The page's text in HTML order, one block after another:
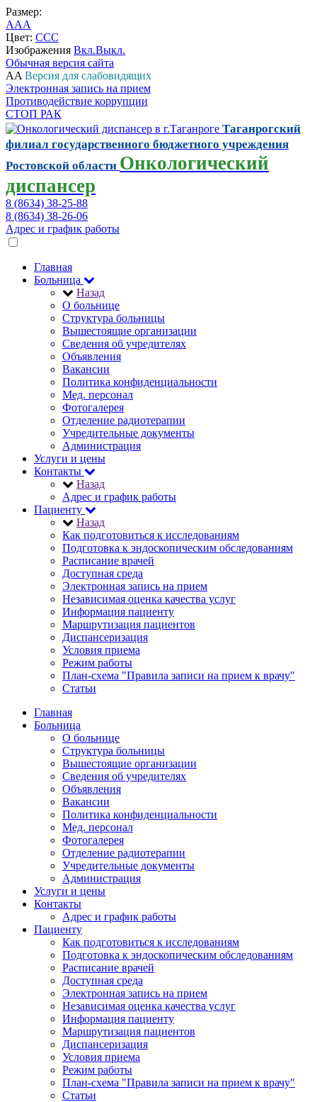
Размер:
AAA
Цвет: CCC
Изображения Вкл.Выкл.
Обычная версия сайта
AA Версия для слабовидящих
Электронная запись на прием
Противодействие коррупции
СТОП РАК
Таганрогский
филиал государственного бюджетного учреждения
Ростовской области Онкологический
диспансер
8 (8634) 38-25-88
8 (8634) 38-26-06
Адрес и график работы
Главная
Больница
Назад
О больнице
Структура больницы
Вышестоящие организации
Сведения об учредителях
Объявления
Вакансии
Политика конфиденциальности
Мед. персонал
Фотогалерея
Отделение радиотерапии
Учредительные документы
Администрация
Услуги и цены
Контакты
Назад
Адрес и график работы
Пациенту
Назад
Как подготовиться к исследованиям
Подготовка к эндоскопическим обследованиям
Расписание врачей
Доступная среда
Электронная запись на прием
Независимая оценка качества услуг
Информация пациенту
Маршрутизация пациентов
Диспансеризация
Условия приема
Режим работы
План-схема "Правила записи на прием к врачу"
Статьи
Главная
Больница
О больнице
Структура больницы
Вышестоящие организации
Сведения об учредителях
Объявления
Вакансии
Политика конфиденциальности
Мед. персонал
Фотогалерея
Отделение радиотерапии
Учредительные документы
Администрация
Услуги и цены
Контакты
Адрес и график работы
Пациенту
Как подготовиться к исследованиям
Подготовка к эндоскопическим обследованиям
Расписание врачей
Доступная среда
Электронная запись на прием
Независимая оценка качества услуг
Информация пациенту
Маршрутизация пациентов
Диспансеризация
Условия приема
Режим работы
План-схема "Правила записи на прием к врачу"
Статьи